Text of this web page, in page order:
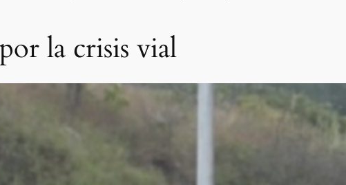
la crisis vial